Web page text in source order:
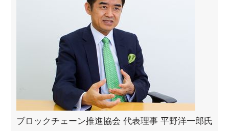
ブロックチェーン推進協会 代表理事 平野洋一郎氏